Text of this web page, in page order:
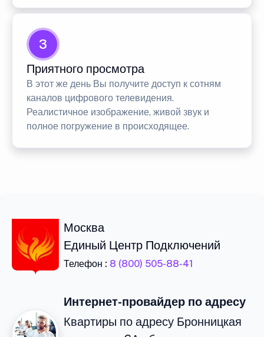
3
Приятного просмотра
В этот же день Вы получите доступ к сотням
каналов цифрового телевидения.
Реалистичное изображение, живой звук и
полное погружение в происходящее.
Москва
Единый Центр Подключений
Телефон : 8 (800) 505-88-41
Интернет-провайдер по адресу
Квартиры по адресу Бронницкая